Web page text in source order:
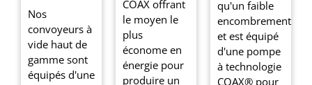
Nos
convoyeurs à
vide haut de
gamme sont
équipés d'une
COAX offrant
le moyen le
plus
économe en
énergie pour
produire un
qu'un faible
encombrement
et est équipé
d'une pompe
à technologie
COAX® pour